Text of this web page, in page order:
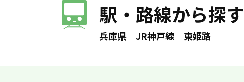
駅・路線から探す
兵庫県 JR神戸線 東姫路